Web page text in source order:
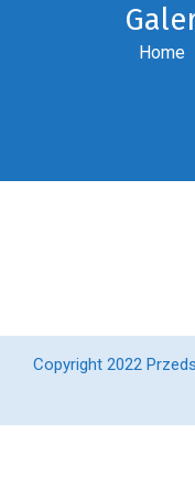
Home
Copyright 2022